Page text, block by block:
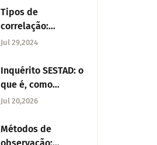
Tipos de
correlação:
Caraterísticas e
Jul 29,2024
Inquérito SESTAD: o
que é, como
funciona e como
QuestionPro
Jul 20,2026
Métodos de